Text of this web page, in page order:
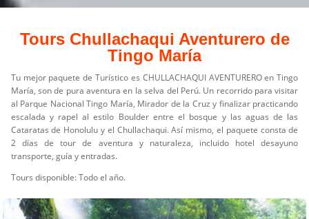
Tours Chullachaqui Aventurero de
Tingo María
Tu mejor paquete de Turístico es CHULLACHAQUI AVENTURERO en Tingo
María, son de pura aventura en la selva del Perú. Un recorrido para visitar
al Parque Nacional Tingo María, Mirador de la Cruz y finalizar practicando
escalada y rapel al estilo Boulder entre el bosque y las aguas de las
Cataratas de Honolulu y el Chullachaqui. Así mismo, el paquete consta de
2 días de tour de aventura y naturaleza, incluido hotel desayuno
transporte, guía y entradas.
Tours disponible: Todo el año.